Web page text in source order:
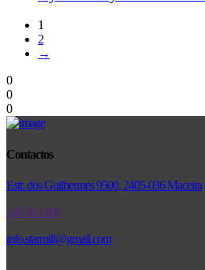
1
2
→
0
0
0
Contactos
Estr. dos Guilhermes 9500, 2405-036 Maceira
244 503 408
info.starmill@gmail.com